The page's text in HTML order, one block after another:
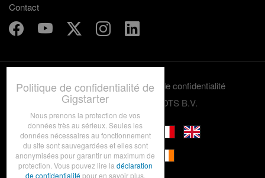
Contact
Termes et conditions
Politique de confidentialité
© 2012-2026 GRASSROOTS B.V.
Politique de confidentialité de
Gigstarter
Nous prenons la protection de vos
données très au sérieux. Seules les
données nécessaires au fonctionnement
du site sont sauvegardées et elles sont
anonymisées pour garantir un maximum de
protection. Vous pouvez lire la déclaration
de confidentialitépour en savoir plus.